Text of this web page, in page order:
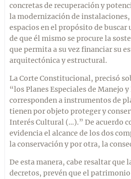
concretas de recuperación y
la modernización de
espacios en el propósito de buscar
de que él mismo se procure la
que permita a su vez financiar su
arquitectónica y estructural.
La Corte Constitucional, precisó
“los Planes Especiales de Manejo
corresponden a instrumentos de
tienen por objeto proteger y
Interés Cultural (…).” De acuerdo
evidencia el alcance de los dos
la conservación y por otra, la
De esta manera, cabe resaltar que
decretos, prevén que el